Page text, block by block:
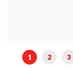
1 2 3